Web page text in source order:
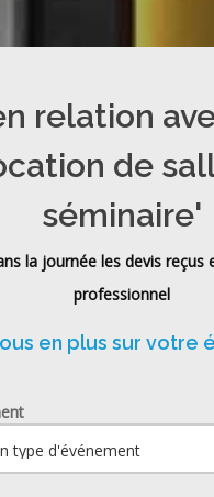
relation
de
séminaire'
la journée les devis reçus
professionnel
en plus sur votre